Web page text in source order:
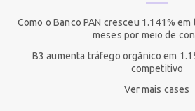
Como o Banco PAN cresceu 1.141%
meses por meio de
B3 aumenta tráfego orgânico em
competitivo
Ver mais cases